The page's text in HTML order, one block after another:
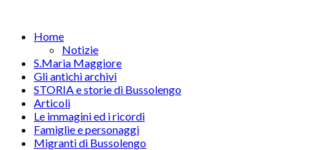
Home
Notizie
S.Maria Maggiore
Gli antichi archivi
STORIA e storie di Bussolengo
Articoli
Le immagini ed i ricordi
Famiglie e personaggi
Migranti di Bussolengo